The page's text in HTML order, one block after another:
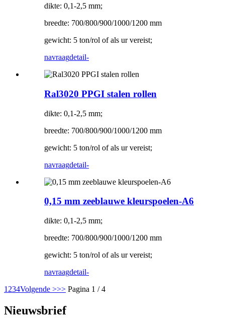
dikte: 0,1-2,5 mm;
breedte: 700/800/900/1000/1200 mm
gewicht: 5 ton/rol of als ur vereist;
navraagdetail-
Ral3020 PPGI stalen rollen
dikte: 0,1-2,5 mm;
breedte: 700/800/900/1000/1200 mm
gewicht: 5 ton/rol of als ur vereist;
navraagdetail-
0,15 mm zeeblauwe kleurspoelen-A6
dikte: 0,1-2,5 mm;
breedte: 700/800/900/1000/1200 mm
gewicht: 5 ton/rol of als ur vereist;
navraagdetail-
1 234Volgende >>> Pagina 1 / 4
Nieuwsbrief